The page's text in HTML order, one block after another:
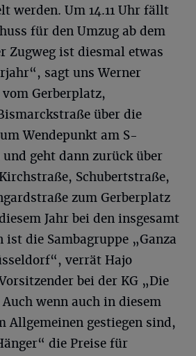
werden. Um 14.11 Uhr fällt
für den Umzug ab dem
Zugweg ist diesmal etwas
sagt uns Werner
Gerberplatz,
über die
Wendepunkt am S-
geht dann zurück über
Schubertstraße,
zum Gerberplatz
Jahr bei den insgesamt
die Sambagruppe „Ganza
verrät Hajo
bei der KG „Die
wenn auch in diesem
Allgemeinen gestiegen sind,
die Preise für